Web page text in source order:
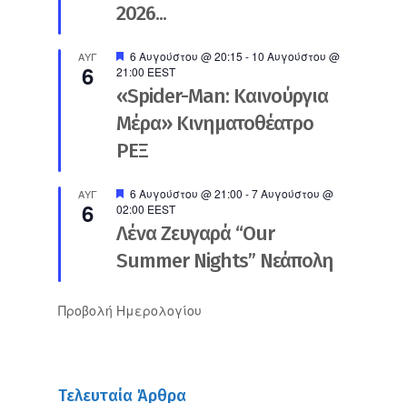
2026...
ΑΥΓ
6
Προτεινόμενο
6 Αυγούστου @ 20:15 - 10 Αυγούστου @
21:00 EEST
«Spider-Man: Καινούργια
Μέρα» Κινηματοθέατρο
ΡΕΞ
ΑΥΓ
6
Προτεινόμενο
6 Αυγούστου @ 21:00 -7 Αυγούστου @
02:00 EEST
Λένα Ζευγαρά “Our
Summer Nights” Νεάπολη
Προβολή Ημερολογίου
Τελευταία Άρθρα